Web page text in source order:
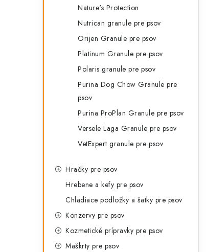
Nature's Protection
Nutrican granule pre psov
Orijen Granule pre psov
Platinum Granule pre psov
Polaris granule pre psov
Purina Dog Chow Granule pre
psov
Purina ProPlan Granule pre psov
Versele Laga Granule pre psov
VetExpert granule pre psov
Hračky pre psov
Hrebene a kefy pre psov
Chladiace podložky a šatky pre psov
Konzervy pre psov
Kozmetické prípravky pre psov
Maškrty pre psov